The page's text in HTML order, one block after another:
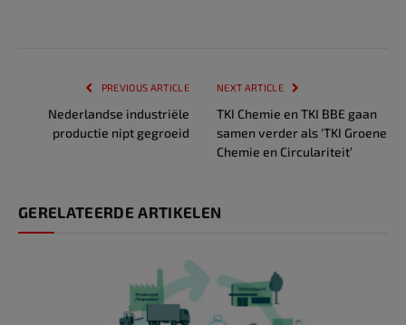
PREVIOUS ARTICLE
Nederlandse industriële
productie nipt gegroeid
NEXT ARTICLE
TKI Chemie en TKI BBE gaan
samen verder als ‘TKI Groene
Chemie en Circulariteit’
GERELATEERDE ARTIKELEN